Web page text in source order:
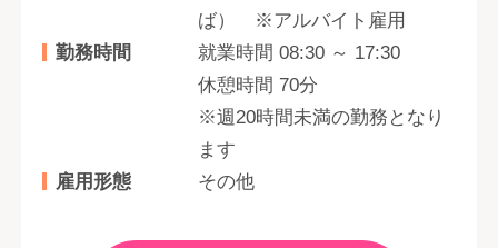
ば） ※アルバイト雇用
勤務時間
就業時間 08:30 ～ 17:30
休憩時間 70分
※週20時間未満の勤務となり
ます
雇用形態
その他